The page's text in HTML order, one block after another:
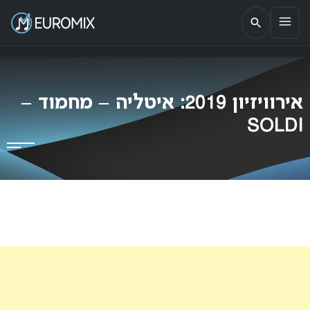
EUROMIX
אתר הבית של האירוויזיון בישראל
אירוויזיון 2019: איטליה – מחמוד –
SOLDI